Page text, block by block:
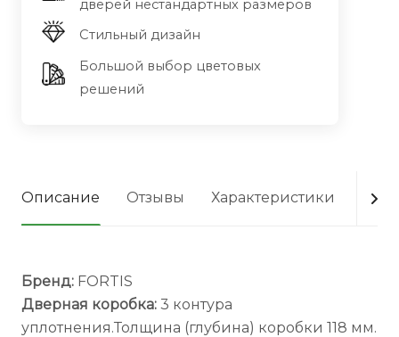
дверей нестандартных размеров
Стильный дизайн
Большой выбор цветовых
решений
Описание Отзывы Характеристики
Бренд: FORTIS
Дверная коробка: 3 контура
уплотнения.Толщина (глубина) коробки 118 мм.